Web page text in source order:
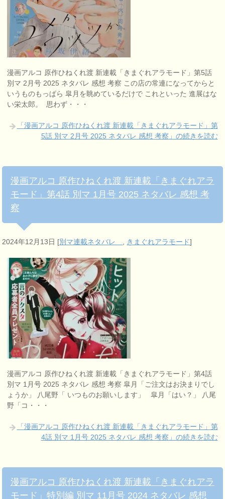
漫画アルコ 原作ひねくれ渡 新連載「きまぐれアラモード」第5話
別マ 2月号 2025 ネタバレ 感想 考察 この店の常連になってからと
いうものもっぱら 皐月を眺めているだけで これといった 進展はな
い栄太郎。 思わず・・・
「漫画アルコ 原作ひねくれ渡 新連載「きまぐれアラモード」第
5話 別マ 2月号 2025 ネタバレ 感想 考察」の続きを読む
漫画アルコ 原作ひねくれ渡 新連載「きまぐれアラ
モード」第4話 別マ 1月号 2025 ネタバレ 感想 考
察
2024年12月13日 [別マ連載ネタバレ きまぐれアラモード]
漫画アルコ 原作ひねくれ渡 新連載「きまぐれアラモード」第4話
別マ 1月号 2025 ネタバレ 感想 考察 皐月「ご注文はお決まりでし
ょうか」 八尾野「 いつものお願いします」 皐月「はい？」 八尾
野「コ・・・
「漫画アルコ 原作ひねくれ渡 新連載「きまぐれアラモード」第
4話 別マ 1月号 2025 ネタバレ 感想 考察」の続きを読む
漫画アルコ 原作ひねくれ渡 新連載「きまぐれアラ
モード」特別編 別マ 11月号 2024 ネタバレ 感想